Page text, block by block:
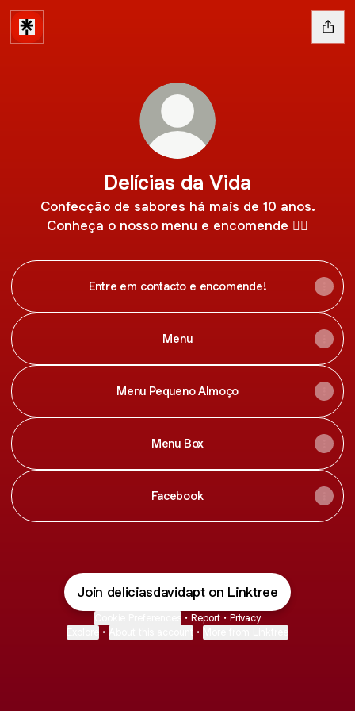
Delícias da Vida
Confecção de sabores há mais de 10 anos.
Conheça o nosso menu e encomende 👇🏼
Entre em contacto e encomende!
Menu
Menu Pequeno Almoço
Menu Box
Facebook
Join deliciasdavidapt on Linktree
• Report • Privacy
• •